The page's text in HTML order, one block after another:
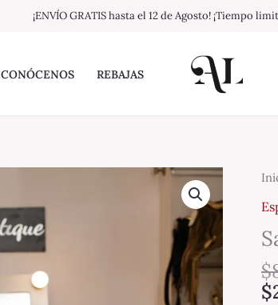
¡ENVÍO GRATIS hasta el 12 de Agosto! ¡Tiempo
CONÓCENOS REBAJAS
$
$
oro